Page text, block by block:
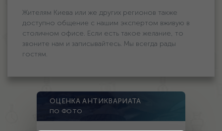
Жителям Киева или же других регионов также
доступно общение с нашим экспертом вживую в
столичном офисе. Если есть такое желание, то
звоните нам и записывайтесь. Мы всегда рады
гостям.
ОЦЕНКА АНТИКВАРИАТА
ПО ФОТО